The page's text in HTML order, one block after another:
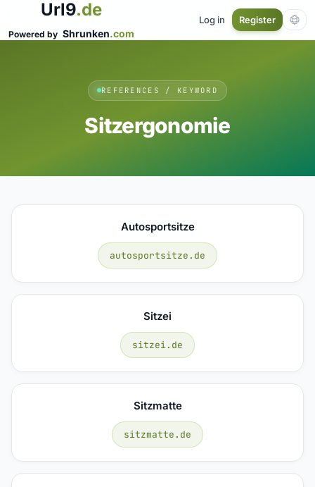
Url9.de
Powered by Shrunken.com
Log in Register
REFERENCES / KEYWORD
Sitzergonomie
Autosportsitze
autosportsitze.de
Sitzei
sitzei.de
Sitzmatte
sitzmatte.de